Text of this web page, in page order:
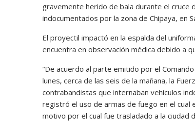
gravemente herido de bala durante el cruce
indocumentados por la zona de Chipaya, en
El proyectil impactó en la espalda del
encuentra en observación médica debido a
“De acuerdo al parte emitido por el
lunes, cerca de las seis de la mañana, la
contrabandistas que internaban vehículos
registró el uso de armas de fuego en el cual
motivo por el cual fue trasladado a la ciudad